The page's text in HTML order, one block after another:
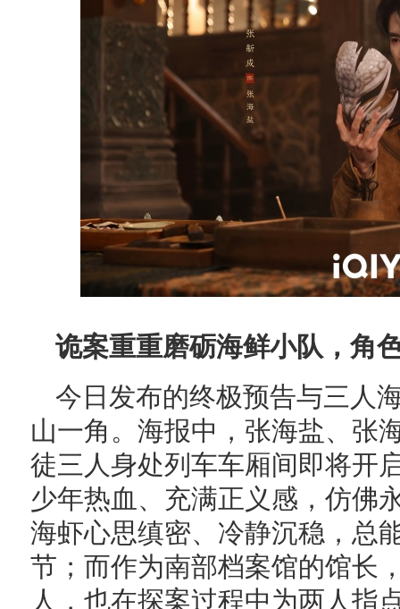
诡案重重磨砺海鲜小队，角
今日发布的终极预告与三人
山一角。海报中，张海盐、张
徒三人身处列车车厢间即将开
少年热血、充满正义感，仿佛
海虾心思缜密、冷静沉稳，总
节；而作为南部档案馆的馆长
人，也在探案过程中为两人指